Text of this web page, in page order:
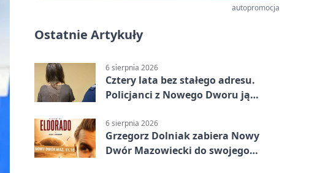
autopromocja
Ostatnie Artykuły
6 sierpnia 2026
Cztery lata bez stałego adresu.
Policjanci z Nowego Dworu ją
6 sierpnia 2026
Grzegorz Dolniak zabiera Nowy
Dwór Mazowiecki do swojego